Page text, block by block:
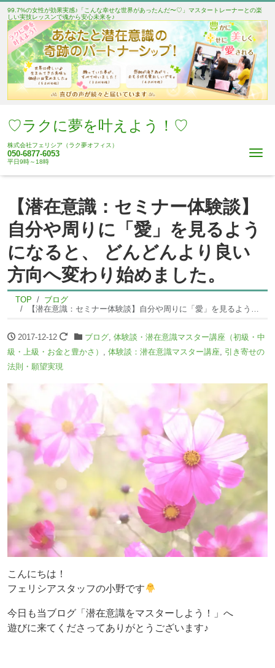
99.7%の女性が効果実感♪「こんな幸せな世界があったんだ〜♡」マスタートレーナーとの楽
しい実技レッスンで魂から安心未来を♪
♡ラクに夢を叶えよう！♡
株式会社フェリシア（ラク夢オフィス）
050-6877-6053
平日9時～18時
【潜在意識：セミナー体験談】
自分や周りに「愛」を見るよう
になると、 どんどんより良い
方向へ変わり始めました。
TOP
ブログ
【潜在意識：セミナー体験談】自分や周りに「愛」を見るようになると、 どんどんより良い方向へ変わり始めました。
2017-12-12 ブログ, 体験談・潜在意識マスター講座（初級・中
級・上級・お金と豊かさ）
体験談：潜在意識マスター講座 引き寄せの
法則・願望実現
こんにちは！
フェリシアスタッフの小野です
今日も当ブログ「潜在意識をマスターしよう！」へ
遊びに来てくださってありがとうございます♪